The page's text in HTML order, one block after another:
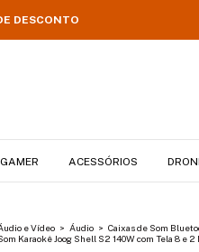
DESCONTO
GAMER ACESSÓRIOS
e Vídeo > Áudio > Caixas de Som
Karaokê Joog Shell S2 140W com Tela 8 e